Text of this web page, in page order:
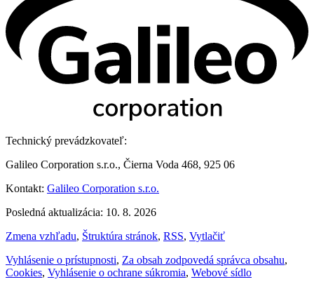
Technický prevádzkovateľ:
Galileo Corporation s.r.o., Čierna Voda 468, 925 06
Kontakt: Galileo Corporation s.r.o.
Posledná aktualizácia: 10. 8. 2026
Zmena vzhľadu, Štruktúra stránok, RSS, Vytlačiť
Vyhlásenie o prístupnosti, Za obsah zodpovedá správca obsahu,
Cookies, Vyhlásenie o ochrane súkromia, Webové sídlo